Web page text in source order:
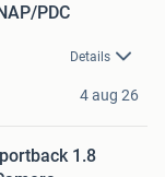
PDC
Details
4 aug 26
1.8